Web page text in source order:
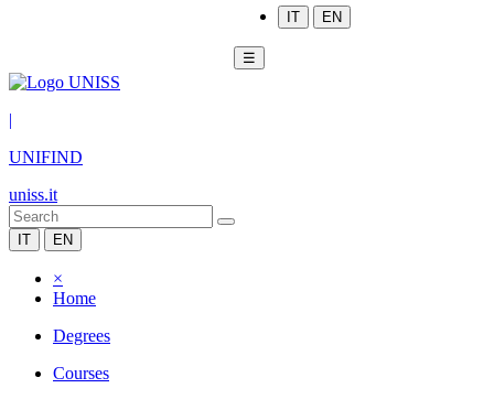
IT EN
☰
|
UNIFIND
uniss.it
IT EN
×
Home
Degrees
Courses